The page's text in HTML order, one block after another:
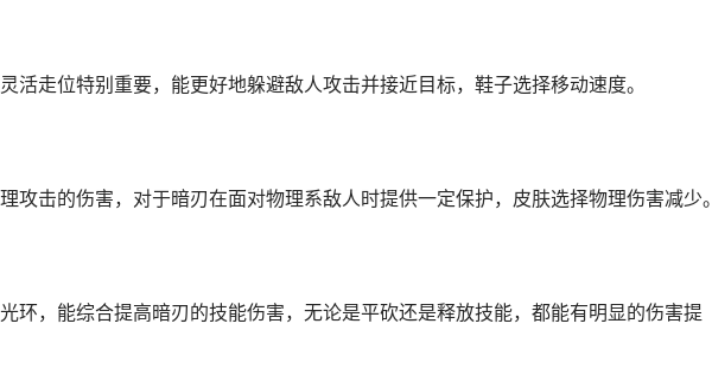
活走位特别重要，能更好地躲避敌人攻击并接近目标，鞋子选择移动速度。
攻击的伤害，对于暗刃在面对物理系敌人时提供一定保护，皮肤选择物理伤害减少。
环，能综合提高暗刃的技能伤害，无论是平砍还是释放技能，都能有明显的伤害提